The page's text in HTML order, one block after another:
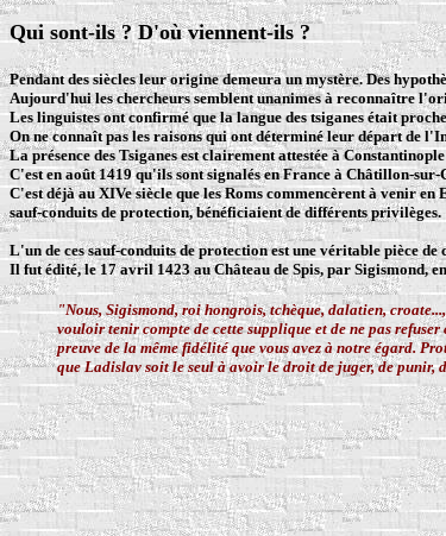
Qui sont-ils ? D'où viennent-ils?
Pendant des siècles leur origine demeura un mystère. Des
Aujourd'hui les chercheurs semblent unanimes à reconnaître
Les linguistes ont confirmé que la langue des tsiganes était
On ne connaît pas les raisons qui ont déterminé leur départ de
La présence des Tsiganes est clairement attestée à
C'est en août 1419 qu'ils sont signalés en France à Châtillon-sur-
C'est déjà au XIVe siècle que les Roms commencèrent à venir
sauf-conduits de protection, bénéficiaient de différents privilèges.
L'un de ces sauf-conduits de protection est une véritable pièce
Il fut édité, le 17 avril 1423 au Château de Spis, par Sigismond,
"Nous, Sigismond, roi hongrois, tchèque, dalatien,
vouloir tenir compte de cette supplique et de ne pas
preuve de la même fidélité que vous avez à notre égard.
que Ladislav soit le seul à avoir le droit de juger, de punir,